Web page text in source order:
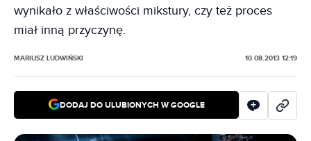
wynikało z właściwości mikstury, czy też proces
miał inną przyczynę.
MARIUSZ LUDWIŃSKI 10.08.2013 12:19
DODAJ DO ULUBIONYCH W GOOGLE